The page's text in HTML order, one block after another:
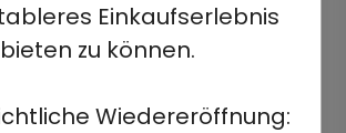
Einkaufserlebnis
bieten zu können.
Wiedereröffnung: